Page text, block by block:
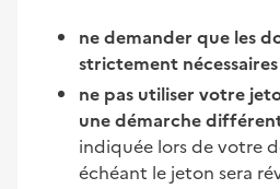
ne demander que les
strictement nécessaires
ne pas utiliser votre
une démarche
indiquée lors de votre
échéant le jeton sera